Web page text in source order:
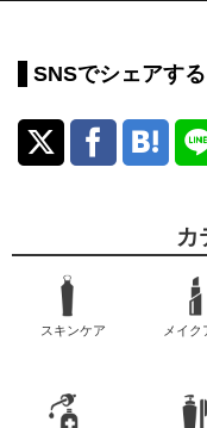
SNSでシェアする
カ
スキンケア メイク